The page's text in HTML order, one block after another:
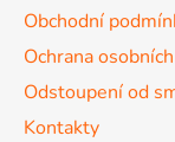
Obchodní
Ochrana
Odstoupení od
Kontakty